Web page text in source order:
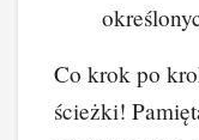
Co krok po
ścieżki!